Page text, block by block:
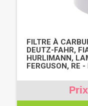
FILTRE À
DEUTZ-FAHR,
HURLIMANN,
FERGUSON, RE